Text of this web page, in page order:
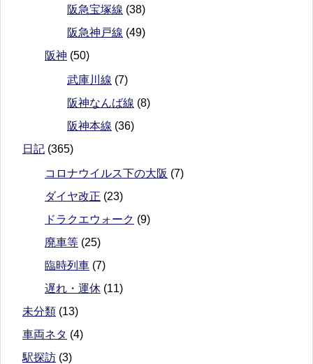
阪急宝塚線 (38)
阪急神戸線 (49)
阪神 (50)
武庫川線 (7)
阪神なんば線 (8)
阪神本線 (36)
日記 (365)
コロナウイルス下の大阪 (7)
ダイヤ改正 (23)
ドラクエウォーク (9)
廃車等 (25)
臨時列車 (7)
遅れ・運休 (11)
未分類 (13)
車両ネタ (4)
駅探訪 (3)